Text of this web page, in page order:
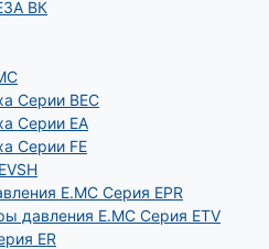
ВК
Серии BEC
Серии EA
Серии FE
E.MC Серия EPR
давления E.MC Серия ETV
ER